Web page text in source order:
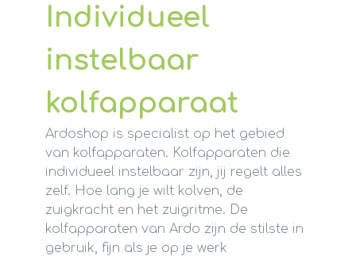
Individueel
instelbaar
kolfapparaat
Ardoshop is specialist op het gebied
van kolfapparaten. Kolfapparaten die
individueel instelbaar zijn, jij regelt alles
zelf. Hoe lang je wilt kolven, de
zuigkracht en het zuigritme. De
kolfapparaten van Ardo zijn de stilste in
gebruik, fijn als je op je werk